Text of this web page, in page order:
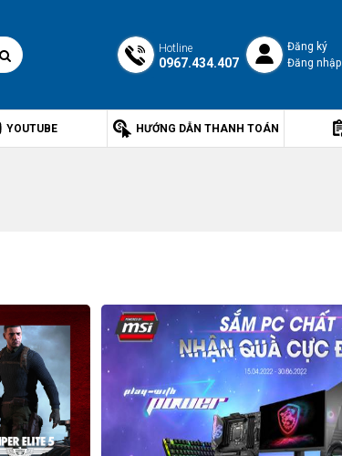
Hotline
0967.434.407
Đăng ký
Đăng nhập
YOUTUBE HƯỚNG DẪN THANH TOÁN